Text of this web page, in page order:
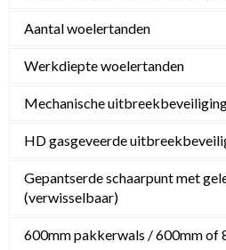
Aantal woelertanden
Werkdiepte woelertanden
Mechanische
HD gasgeveerde
Gepantserde schaarpunt met
(verwisselbaar)
600mm pakkerwals / 600mm of